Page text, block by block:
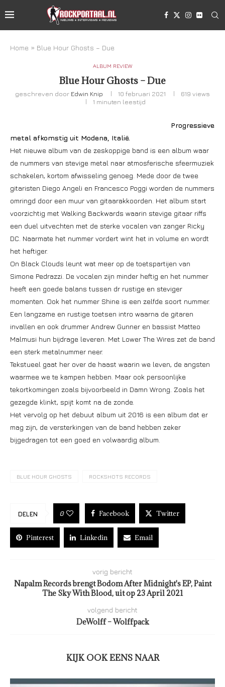
Home » Blue Hour Ghosts – Due
ALBUM REVIEW
Blue Hour Ghosts – Due
geschreven door Edwin Knip 10 februari 2021 619 views
1 minuten leestijd
Progressieve
metal afkomstig uit Modena, Italië.
Het nieuwe album van de zeskoppige band is een album waar
de nummers van stevige metal naar atmosferische sfeermuziek
schakelen, kortom afwisseling genoeg. Mede door de twee
gitaristen Diego Angeli en Francesco Poggi worden de nummers
omringd door een muur van gitaarakkoorden. Het album start
voorzichtig met Walking Backwards waarin stevige gitaar riffs
een duel uitvechten met de sterke vocalen van zanger Ricky
DC. Naarmate het nummer vordert wint het in volume en wordt
het heftiger.
On Black Clouds leunt wat meer op de toetspartijen van
Simone Pedrazzi. De vocalen zijn minder heftig en het nummer
heeft een goede balans tussen dr rustige en steviger
momenten. Ook het nummer Shine is een zelfde soort nummer.
Een langzame en rustige toetsen intro waarna de gitaren
invallen en ook drummer Andrew Gunner en bassist Matteo
Malmusi hun bijdrage leveren. Met Lower The Wires zet de band
een sterk metalnummer neer.
Tekstueel gaat her over de haast waarin we leven, de angsten
waarmee we te kampen hebben. Maar ook persoonlijke
tekortkomingen zoals bijvoorbeeld in Damn Wrong. Zoals het
gezegde klinkt, spijt komt na de zonde.
Het vervolg op het debuut album uit 2016 is een album dat er
mag zijn, de versterkingen van de band hebben zeker
bijgedragen tot een goed en volwaardig album.
BLUE HOUR GHOSTS ROCKSHOTS RECORDS
DELEN 0 Facebook Twitter
Pinterest Linkedin Email
vorig bericht
Napalm Records brengt Bodom After Midnight's EP, Paint
The Sky With Blood, uit op 23 April 2021
volgend bericht
DeWolff – Wolffpack
KIJK OOK EENS NAAR